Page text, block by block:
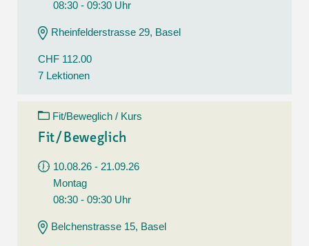
08:30 - 09:30 Uhr
Rheinfelderstrasse 29, Basel
CHF 112.00
7 Lektionen
Fit/Beweglich / Kurs
Fit/Beweglich
10.08.26 - 21.09.26
Montag
08:30 - 09:30 Uhr
Belchenstrasse 15, Basel